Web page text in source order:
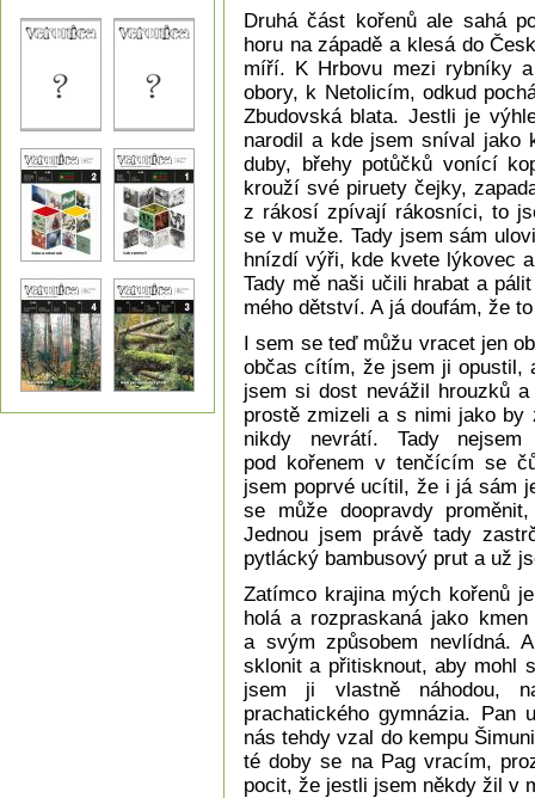
Druhá část kořenů ale sahá
horu na západě a klesá do
míří. K Hrbovu mezi rybníky
obory, k Netolicím, odkud
Zbudovská blata. Jestli je
narodil a kde jsem sníval jako
duby, břehy potůčků vonící
krouží své piruety čejky,
z rákosí zpívají rákosníci, to
se v muže. Tady jsem sám
hnízdí výři, kde kvete lýkovec
Tady mě naši učili hrabat a
mého dětství. A já doufám, že
I sem se teď můžu vracet jen
občas cítím, že jsem ji opustil,
jsem si dost nevážil hrouzků
prostě zmizeli a s nimi jako
nikdy nevrátí. Tady
pod kořenem v tenčícím se
jsem poprvé ucítil, že i já sám
se může doopravdy
Jednou jsem právě tady
pytlácký bambusový prut a už
Zatímco krajina mých kořenů
holá a rozpraskaná jako
a svým způsobem nevlídná.
sklonit a přitisknout, aby mohl
jsem ji vlastně náhodou,
prachatického gymnázia. Pan
nás tehdy vzal do kempu
té doby se na Pag vracím,
pocit, že jestli jsem někdy žil v